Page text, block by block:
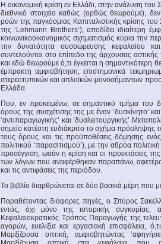
Η οικονομική κρίση εν Ελλάδι, στην ανάλυση
διεθνικό στοιχείο καθώς (ορθώς θεωρούμε),
ροών της παγκόσμιας Καπιταλιστικής κρίσης
της ‘Lehmann Brothers‘), αποδίδει ιδιαίτερη
κοινωνικοοικονομικός σχηματισμός κύρια την
την δυνατότητα συσσώρευσης κεφαλαίου
συντελούνται στο επίπεδο της άρχουσας
και εδώ θεωρούμε ό,τι έγκειται η
έμπρακτη αμφισβήτηση, επιστημονικά
στερεοτυπικών και απλοϊκών-μονοσήμαντων
Ελλάδα.
Που, εν προκειμένω, σε σημαντικό τμήμα του
όρους της συσχέτισης της με έναν ‘δυσκίνητο’
‘αντιπαραγωγικής’ και ‘δυσλειτουργικής’
σημείο κατέστη ευδιάκριτο το σχήμα
τους όρους και τις προϋποθέσεις δόμησης
πολιτικού ‘παρασιτισμού’), με την αθρόα
προσέγγιση, ωσάν η κρίση και οι προεκτάσεις
των λόγων που αναφέρθηκαν παραπάνω,
και τις αντιφάσεις της περιόδου.
Το βιβλίο διαρθρώνεται σε δύο βασικά μέρη που
Παραθέτοντας διάφορες πηγές, ο Σπύρος
εντός, όχι μόνο της ιστορικής
Κεφαλαιοκρατικός Τρόπος Παραγωγής της
αγορών, ευελιξία και εργασιακή επισφάλεια,
Μαρξίζουσα οπτική, αμφισβητώντας